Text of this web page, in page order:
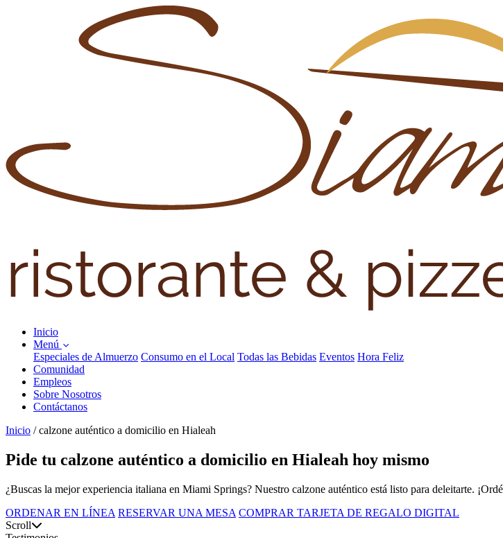
Inicio
Menú
Especiales de Almuerzo Consumo en el Local Todas las Bebidas Eventos Hora Feliz
Comunidad
Empleos
Sobre Nosotros
Contáctanos
Inicio / calzone auténtico a domicilio en Hialeah
Pide tu calzone auténtico a domicilio en Hialeah hoy mismo
¿Buscas la mejor experiencia italiana en Miami Springs? Nuestro calzone auténtico está listo para deleitarte.
ORDENAR EN LÍNEA RESERVAR UNA MESA COMPRAR TARJETA DE REGALO DIGITAL
Scroll